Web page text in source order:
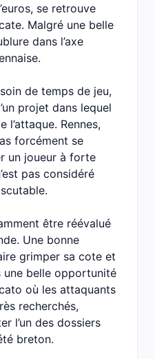
se retrouve
Malgré une belle
dans l’axe
de temps de jeu,
projet dans lequel
l’attaque. Rennes,
forcément se
un joueur à forte
pas considéré
être réévalué
Une bonne
grimper sa cote et
une belle opportunité
où les attaquants
recherchés,
l’un des dossiers
breton.